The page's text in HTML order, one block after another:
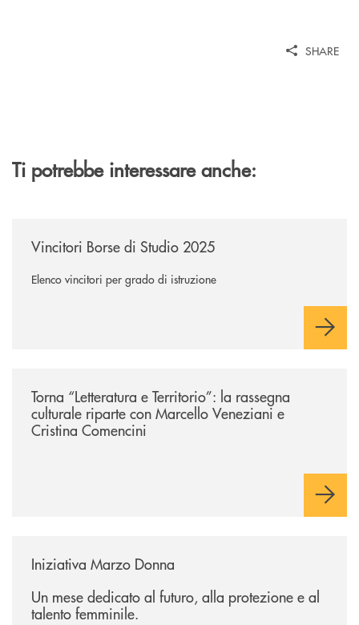
SHARE
Ti potrebbe interessare anche:
Vincitori Borse di Studio 2025
Elenco vincitori per grado di istruzione
Torna “Letteratura e Territorio”: la rassegna
culturale riparte con Marcello Veneziani e
Cristina Comencini
Iniziativa Marzo Donna
Un mese dedicato al futuro, alla protezione e al
talento femminile.